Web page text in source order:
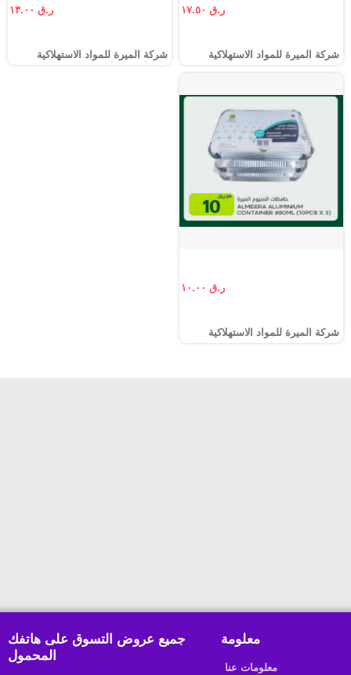
ر.ق ١٧.٥٠
شركة الميرة للمواد الاستهلاكية
ر.ق ١٣.٠٠
شركة الميرة للمواد الاستهلاكية
ر.ق ١٠.٠٠
شركة الميرة للمواد الاستهلاكية
جميع عروض التسوق على هاتفك
المحمول
معلومة
معلومات عنا